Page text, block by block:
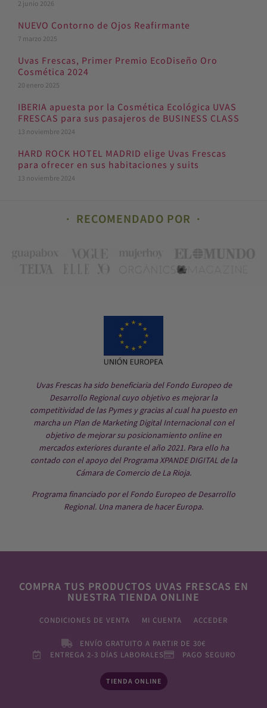
2 junio 2026
NUEVO Contorno de Ojos Reafirmante
7 marzo 2025
Uvas Frescas, Primer Premio EcoDiseño Oro
Cosmética 2024
20 enero 2025
IBERIA apuesta por la Cosmética Ecológica UVAS
FRESCAS para sus pasajeros de BUSINESS CLASS
13 noviembre 2024
HARD ROCK HOTEL MADRID elige Uvas Frescas
para ofrecer en sus habitaciones y suits
13 noviembre 2024
RECOMENDADO POR
Uvas Frescas ha sido beneficiaria del Fondo Europeo de
Desarrollo Regional cuyo objetivo es mejorar la
competitividad de las Pymes y gracias al cual ha puesto en
marcha un Plan de Marketing Digital Internacional con el
objetivo de mejorar su posicionamiento online en
mercados exteriores durante el año 2021. Para ello ha
contado con el apoyo del Programa XPANDE DIGITAL de la
Cámara de Comercio de La Rioja.
Programa financiado por el Fondo Europeo de Desarrollo
Regional. Una manera de hacer Europa.
COMPRA TUS PRODUCTOS UVAS FRESCAS EN
NUESTRA TIENDA ONLINE
CONDICIONES DE VENTA MI CUENTA ACCEDER
ENVÍO GRATUITO A PARTIR DE 30€
ENTREGA 2-3 DÍAS LABORALES
PAGO SEGURO
TIENDA ONLINE